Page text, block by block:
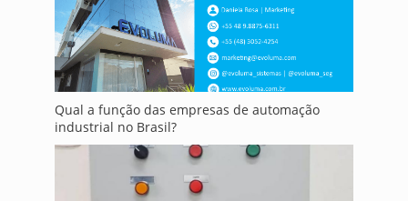
Qual a função das empresas de automação
industrial no Brasil?